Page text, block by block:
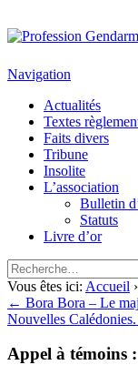
Navigation
Actualités
Textes
Faits divers
Tribune
Insolite
L’association
Bulletin
Statuts
Livre d’or
Vous êtes ici: Accueil ›
← Bora Bora – Le
Nouvelles
Appel à témoins